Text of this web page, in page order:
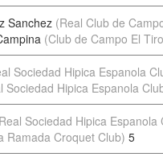
Sanchez (Real Club de
(Club de Campo El
Sociedad Hipica Espanola
Sociedad Hipica Espanola
Sociedad Hipica Espanola
Ramada Croquet Club) 5